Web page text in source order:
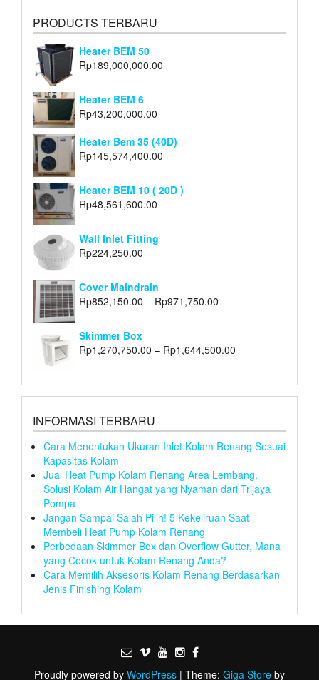
PRODUCTS TERBARU
Heater BEM 50
Rp189,000,000.00
Heater BEM 6
Rp43,200,000.00
Heater Bem 35 (40D)
Rp145,574,400.00
Heater BEM 10 ( 20D )
Rp48,561,600.00
Wall Inlet Fitting
Rp224,250.00
Cover Maindrain
Rp852,150.00 – Rp971,750.00
Skimmer Box
Rp1,270,750.00 – Rp1,644,500.00
INFORMASI TERBARU
Cara Menentukan Ukuran Inlet Kolam Renang Sesuai
Kapasitas Kolam
Jual Heat Pump Kolam Renang Area Lembang,
Solusi Kolam Air Hangat yang Nyaman dari Trijaya
Pompa
Jangan Sampai Salah Pilih! 5 Kekeliruan Saat
Membeli Heat Pump Kolam Renang
Perbedaan Skimmer Box dan Overflow Gutter, Mana
yang Cocok untuk Kolam Renang Anda?
Cara Memilih Aksesoris Kolam Renang Berdasarkan
Jenis Finishing Kolam
Proudly powered by WordPress | Theme: Giga Store by